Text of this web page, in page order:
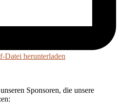
Datei herunterladen
Sponsoren, die unsere